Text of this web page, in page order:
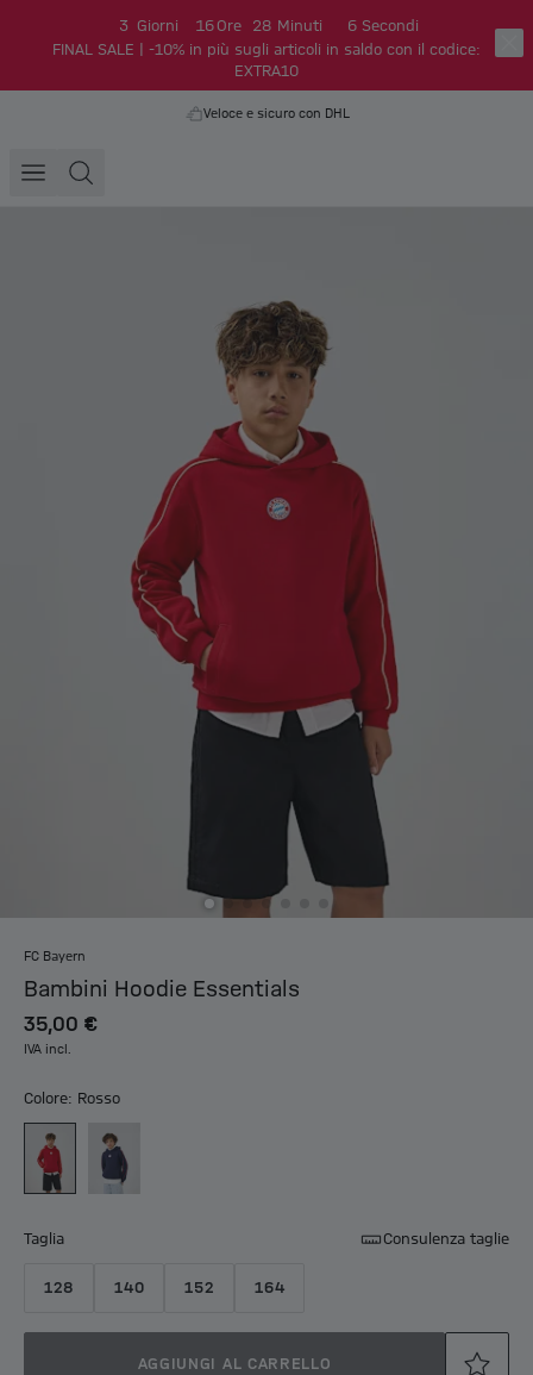
3 Giorni 16 Ore 28 Minuti 5 Secondi
FINAL SALE | -10% in più sugli articoli in saldo con il codice:
EXTRA10
Veloce e sicuro con DHL
FC Bayern
Bambini Hoodie Essentials
35,00 €
IVA incl.
Colore: Rosso
Taglia Consulenza taglie
128 140 152 164
AGGIUNGI AL CARRELLO